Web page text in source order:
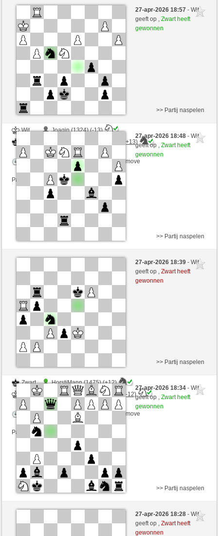
Zwart
Joaqin (1311) (-12)
Speelduur: 3 minutes/side + 3 seconds/move
Partij telt mee voor de ranglijst
27-apr-2026 18:57- Wit
geeft op ,Zwart heeft
gewonnen
Wit
Joaqin (1324) (-13)
DontThinkTooMuch (1386) (+13)
Speelduur: 3 minutes/side + 3 seconds/move
Partij telt mee voor de ranglijst
>> Partij naspelen
27-apr-2026 18:48- Wit
geeft op ,Zwart heeft
gewonnen
Wit
Joaqin (1339) (-15)
Speelduur: 3 minutes/side + 3 seconds/move
Partij telt mee voor de ranglijst
>> Partij naspelen
27-apr-2026 18:39- Wit
geeft op ,Zwart heeft
gewonnen
Zwart
HorstiMann (1475) (+12)
DontThinkTooMuch (1383) (-12)
Speelduur: 3 minutes/side + 3 seconds/move
Partij telt mee voor de ranglijst
>> Partij naspelen
27-apr-2026 18:34- Wit
geeft op ,Zwart heeft
gewonnen
Wit
lazar (1541) (-24)
>> Partij naspelen
27-apr-2026 18:28- Wit
geeft op ,Zwart heeft
gewonnen